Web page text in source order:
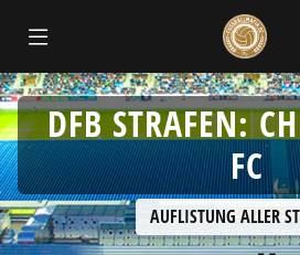
DFB STRAFEN:
FC
AUFLISTUNG ALLER